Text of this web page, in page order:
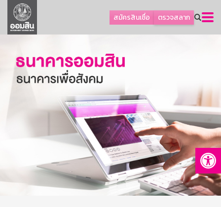
สมัครสินเชื่อ ตรวจสลาก
ลูกค้าธุรกิจ
ลูกค้าผู้ประกอบรายย่อย
ออมเพื่อสุข
เกี่ยวกับธนาคาร
การพัฒนาที่ยั่งยืน
บริการทางการเงิน
ติดต่อเรา
บริการออนไลน์